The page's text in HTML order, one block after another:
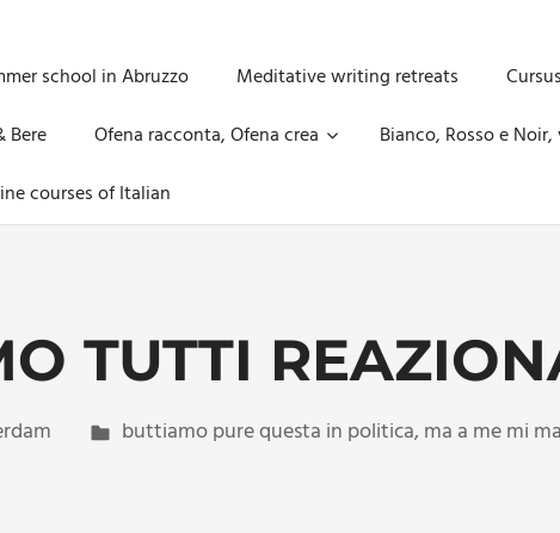
school in Abruzzo Meditative writing retreats
Bere Ofena racconta, Ofena crea
Bianco, Rosso e
courses of Italian
TUTTI
buttiamo pure questa in politica, ma a me mi